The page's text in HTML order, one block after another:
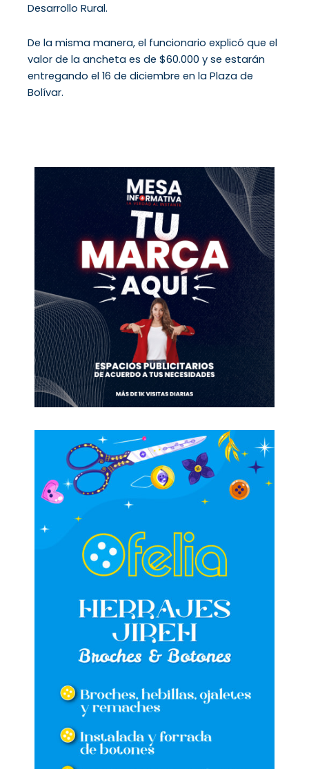
Desarrollo Rural.
De la misma manera, el funcionario explicó que el
valor de la ancheta es de $60.000 y se estarán
entregando el 16 de diciembre en la Plaza de
Bolívar.